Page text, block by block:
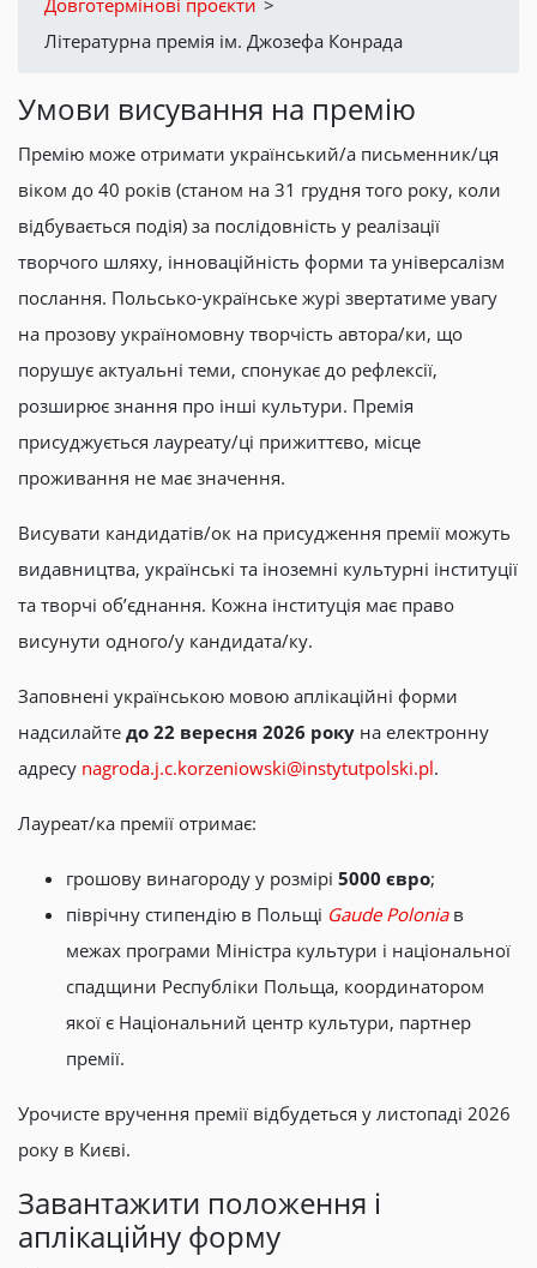
Довготермінові проєкти >
Літературна премія ім. Джозефа Конрада
Умови висування на премію
Премію може отримати український/а письменник/ця
віком до 40 років (станом на 31 грудня того року, коли
відбувається подія) за послідовність у реалізації
творчого шляху, інноваційність форми та універсалізм
послання. Польсько-українське журі звертатиме увагу
на прозову україномовну творчість автора/ки, що
порушує актуальні теми, спонукає до рефлексії,
розширює знання про інші культури. Премія
присуджується лауреату/ці прижиттєво, місце
проживання не має значення.
Висувати кандидатів/ок на присудження премії можуть
видавництва, українські та іноземні культурні інституції
та творчі об’єднання. Кожна інституція має право
висунути одного/у кандидата/ку.
Заповнені українською мовою аплікаційні форми
надсилайте до 22 вересня 2026 року на електронну
адресу nagroda.j.c.korzeniowski@instytutpolski.pl.
Лауреат/ка премії отримає:
грошову винагороду у розмірі 5000 євро;
піврічну стипендію в Польщі Gaude Poloniaв
межах програми Міністра культури і національної
спадщини Республіки Польща, координатором
якої є Національний центр культури, партнер
премії.
Урочисте вручення премії відбудеться у листопаді 2026
року в Києві.
Завантажити положення і
аплікаційну форму